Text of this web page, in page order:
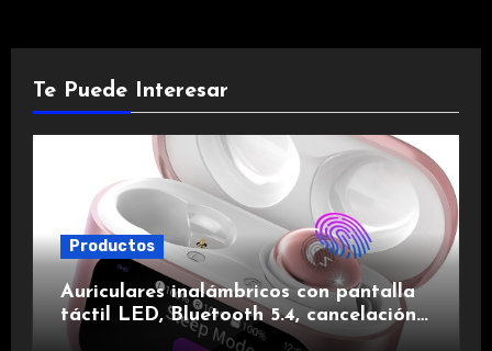
Te Puede Interesar
Productos
Auriculares inalámbricos con pantalla
táctil LED, Bluetooth 5.4, cancelación
de ruido, impermeables y de larga